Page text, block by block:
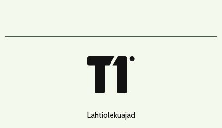
Lahtiolekuajad